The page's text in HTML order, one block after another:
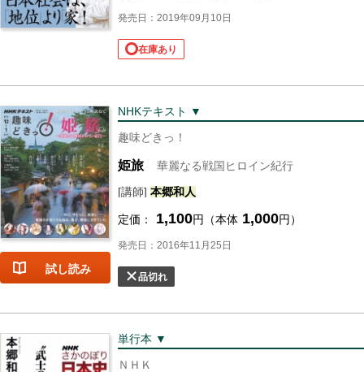
発売日：2019年09月10日
在庫あり
試し読み
NHKテキスト ▼
趣味どきっ！
姫旅
華麗なる戦国ヒロイン紀行
[講師] 本郷和人
定価： 1,100円（本体 1,000円）
発売日：2016年11月25日
品切れ
単行本 ▼
ＮＨＫ